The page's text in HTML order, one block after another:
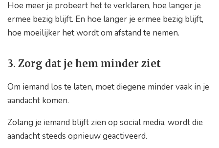
Hoe meer je probeert het te verklaren, hoe langer je
ermee bezig blijft. En hoe langer je ermee bezig blijft,
hoe moeilijker het wordt om afstand te nemen.
3. Zorg dat je hem minder ziet
Om iemand los te laten, moet diegene minder vaak in je
aandacht komen.
Zolang je iemand blijft zien op social media, wordt die
aandacht steeds opnieuw geactiveerd.